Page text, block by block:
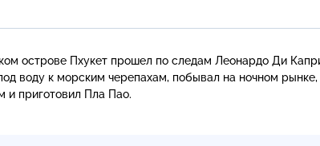
острове Пхукет прошел по следам Леонардо Ди
воду к морским черепахам, побывал на ночном
и приготовил Пла Пао.